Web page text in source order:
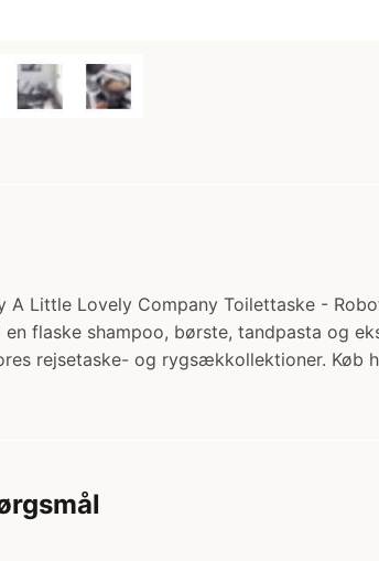
A Little Lovely Company Toilettaske -
en flaske shampoo, børste, tandpasta og
rejsetaske- og rygsækkollektioner. Køb